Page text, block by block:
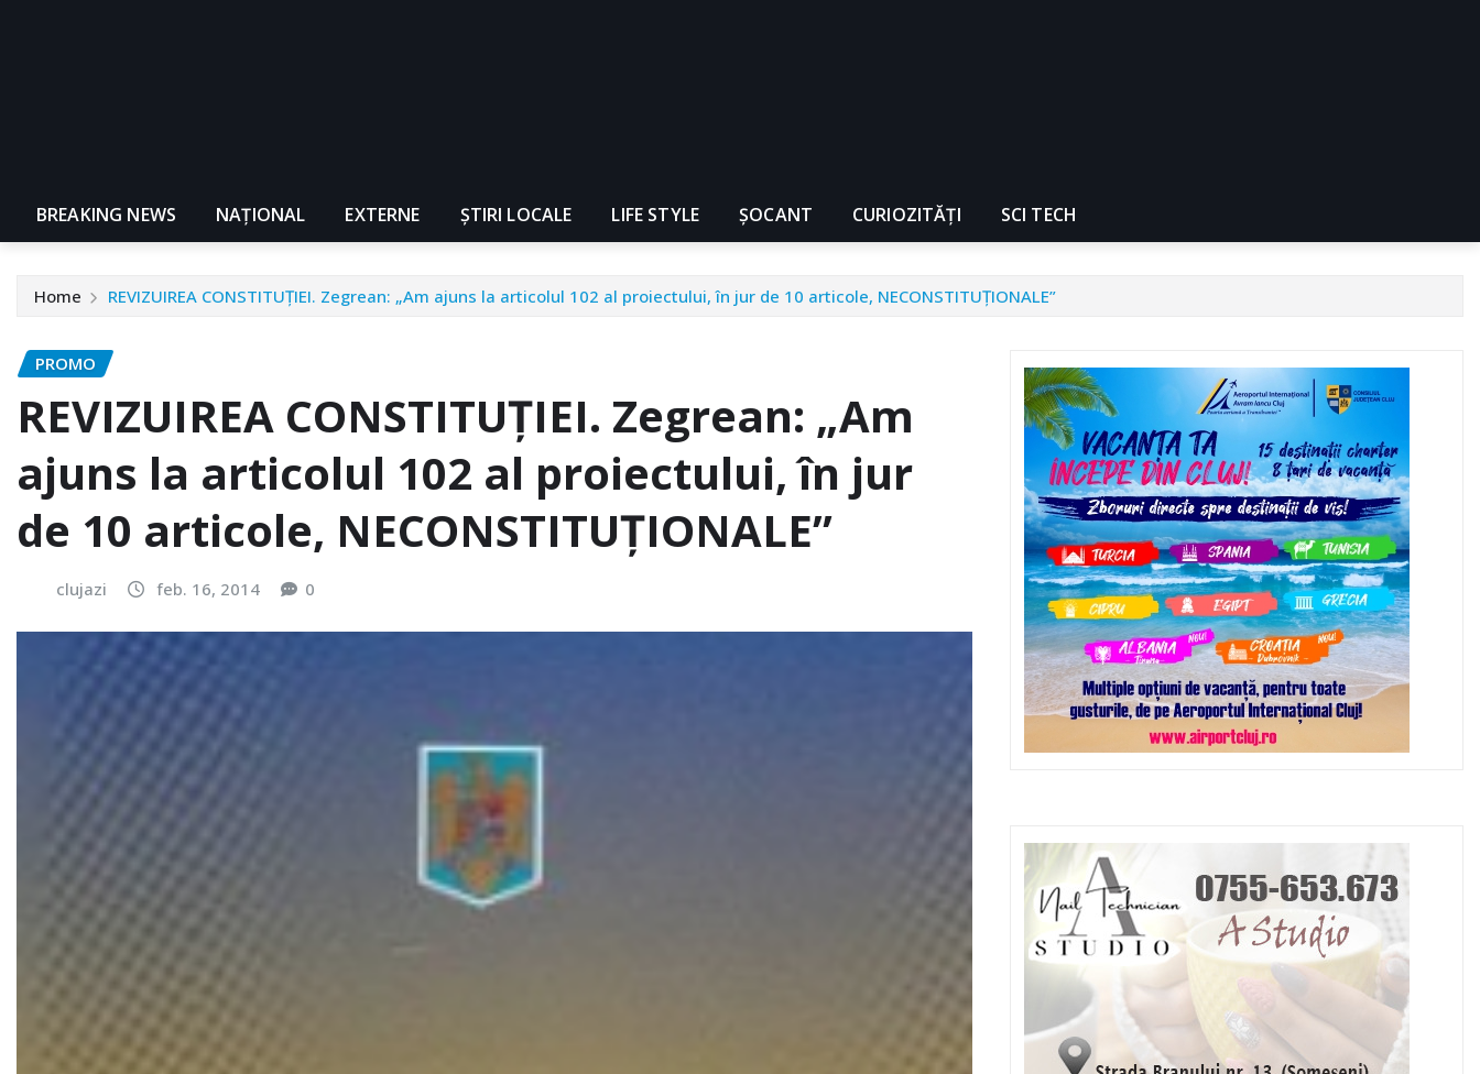
BREAKING NEWS NAŢIONAL EXTERNE ȘTIRI LOCALE LIFE STYLE ȘOCANT CURIOZITĂȚI SCI TECH
Home REVIZUIREA CONSTITUŢIEI. Zegrean: „Am ajuns la articolul 102 al proiectului, în jur de 10 articole, NECONSTITUŢIONALE”
PROMO
REVIZUIREA CONSTITUŢIEI. Zegrean: „Am
ajuns la articolul 102 al proiectului, în jur
de 10 articole, NECONSTITUŢIONALE”
clujazi feb. 16, 2014 0